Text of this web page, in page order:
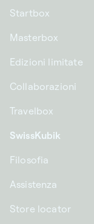
Startbox
Masterbox
Edizioni limitate
Collaborazioni
Travelbox
SwissKubik
Filosofia
Assistenza
Store locator